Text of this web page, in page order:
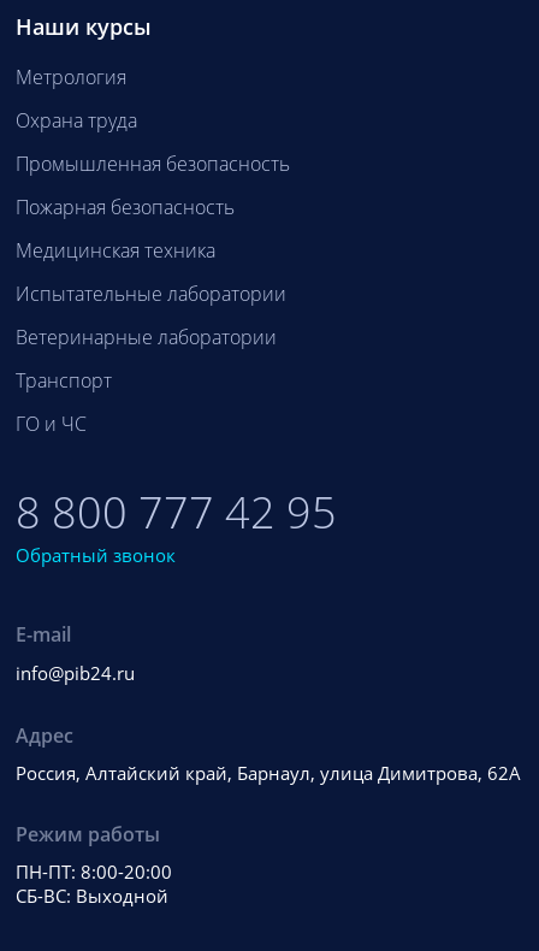
Наши курсы
Метрология
Охрана труда
Промышленная безопасность
Пожарная безопасность
Медицинская техника
Испытательные лаборатории
Ветеринарные лаборатории
Транспорт
ГО и ЧС
8 800 777 42 95
Обратный звонок
E-mail
info@pib24.ru
Адрес
Россия, Алтайский край, Барнаул, улица Димитрова, 62А
Режим работы
ПН-ПТ: 8:00-20:00
СБ-ВС: Выходной